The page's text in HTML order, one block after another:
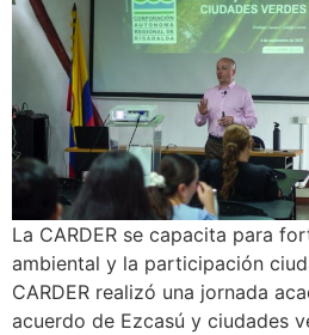
La CARDER se capacita para
ambiental y la participación
CARDER realizó una jornada
acuerdo de Ezcasú y ciudades